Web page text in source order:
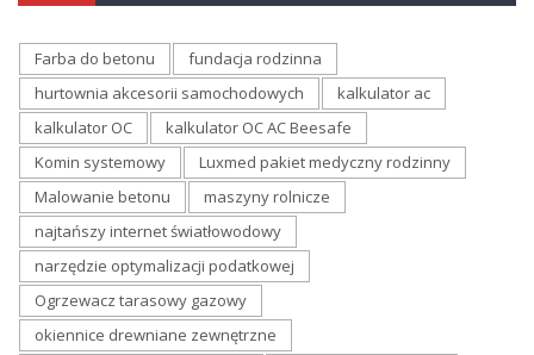
Farba do betonu
fundacja rodzinna
hurtownia akcesorii samochodowych
kalkulator ac
kalkulator OC
kalkulator OC AC Beesafe
Komin systemowy
Luxmed pakiet medyczny rodzinny
Malowanie betonu
maszyny rolnicze
najtańszy internet światłowodowy
narzędzie optymalizacji podatkowej
Ogrzewacz tarasowy gazowy
okiennice drewniane zewnętrzne